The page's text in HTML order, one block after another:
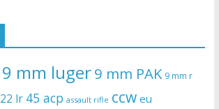
9 mm luger9 mm PAK 9 mm r
22 lr 45 acp assault rifle ccw eu